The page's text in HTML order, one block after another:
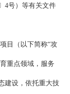
4号）等有关文件
目（以下简称“攻
重点领域，服务
建设，依托重大技